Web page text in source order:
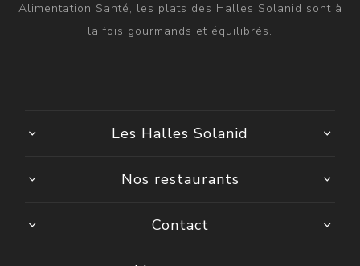
Alimentation Santé, les plats des Halles Solanid sont à
la fois gourmands et équilibrés.
Les Halles Solanid
Nos restaurants
Contact